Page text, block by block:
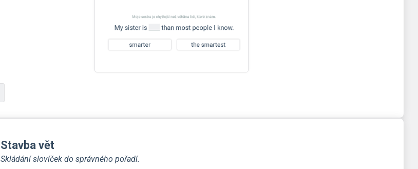
Stavba vět
Skládání slovíček do správného pořadí.